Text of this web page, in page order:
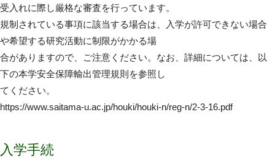
受入れに際し厳格な審査を行っています。
規制されている事項に該当する場合は、入学が許可できない場合
や希望する研究活動に制限がかかる場
合がありますので、ご注意ください。なお、詳細については、以
下の本学安全保障輸出管理規則を参照し
てください。
https://www.saitama-u.ac.jp/houki/houki-n/reg-n/2-3-16.pdf
入学手続